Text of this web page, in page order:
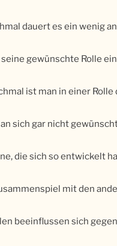
dauert es ein wenig
gewünschte Rolle
ist man in einer Rolle
sich gar nicht
die sich so entwickelt
mit den
beeinflussen sich